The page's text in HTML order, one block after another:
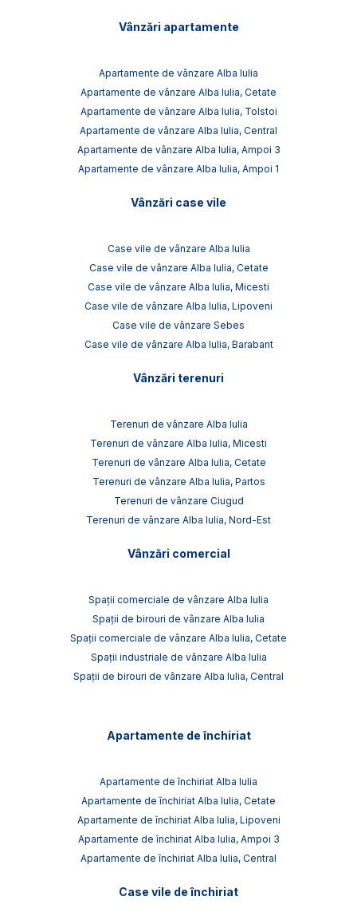
Vânzări apartamente
Apartamente de vânzare Alba Iulia
Apartamente de vânzare Alba Iulia, Cetate
Apartamente de vânzare Alba Iulia, Tolstoi
Apartamente de vânzare Alba Iulia, Central
Apartamente de vânzare Alba Iulia, Ampoi 3
Apartamente de vânzare Alba Iulia, Ampoi 1
Vânzări case vile
Case vile de vânzare Alba Iulia
Case vile de vânzare Alba Iulia, Cetate
Case vile de vânzare Alba Iulia, Micesti
Case vile de vânzare Alba Iulia, Lipoveni
Case vile de vânzare Sebes
Case vile de vânzare Alba Iulia, Barabant
Vânzări terenuri
Terenuri de vânzare Alba Iulia
Terenuri de vânzare Alba Iulia, Micesti
Terenuri de vânzare Alba Iulia, Cetate
Terenuri de vânzare Alba Iulia, Partos
Terenuri de vânzare Ciugud
Terenuri de vânzare Alba Iulia, Nord-Est
Vânzări comercial
Spații comerciale de vânzare Alba Iulia
Spații de birouri de vânzare Alba Iulia
Spații comerciale de vânzare Alba Iulia, Cetate
Spații industriale de vânzare Alba Iulia
Spații de birouri de vânzare Alba Iulia, Central
Apartamente de închiriat
Apartamente de închiriat Alba Iulia
Apartamente de închiriat Alba Iulia, Cetate
Apartamente de închiriat Alba Iulia, Lipoveni
Apartamente de închiriat Alba Iulia, Ampoi 3
Apartamente de închiriat Alba Iulia, Central
Case vile de închiriat